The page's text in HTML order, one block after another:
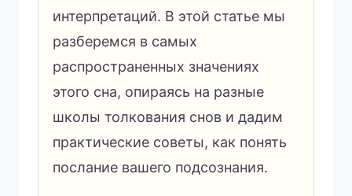
интерпретаций. В этой статье мы
разберемся в самых
распространенных значениях
этого сна, опираясь на разные
школы толкования снов и дадим
практические советы, как понять
послание вашего подсознания.